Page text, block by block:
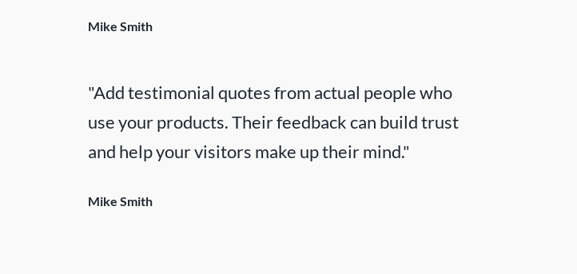
Mike Smith
"Add testimonial quotes from actual people who
use your products. Their feedback can build trust
and help your visitors make up their mind."
Mike Smith